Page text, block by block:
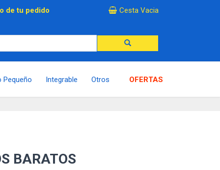
de tu pedido Cesta Vacia
Pequeño Integrable Otros OFERTAS
BARATOS